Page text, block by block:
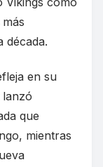
década.
en su
que
mientras